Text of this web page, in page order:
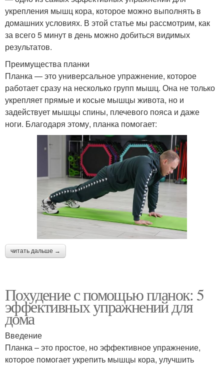
укрепления мышц кора, которое можно выполнять в
домашних условиях. В этой статье мы рассмотрим, как
за всего 5 минут в день можно добиться видимых
результатов.
Преимущества планки
Планка — это универсальное упражнение, которое
работает сразу на несколько групп мышц. Она не только
укрепляет прямые и косые мышцы живота, но и
задействует мышцы спины, плечевого пояса и даже
ноги. Благодаря этому, планка помогает:
читать дальше →
Похудение с помощью планок: 5
эффективных упражнений для
дома
Введение
Планка – это простое, но эффективное упражнение,
которое помогает укрепить мышцы кора, улучшить